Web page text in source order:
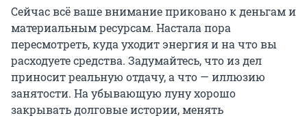
Сейчас всё ваше внимание приковано к деньгам и
материальным ресурсам. Настала пора
пересмотреть, куда уходит энергия и на что вы
расходуете средства. Задумайтесь, что из дел
приносит реальную отдачу, а что — иллюзию
занятости. На убывающую луну хорошо
закрывать долговые истории, менять